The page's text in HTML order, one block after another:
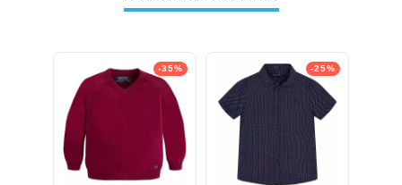
-35% -25%